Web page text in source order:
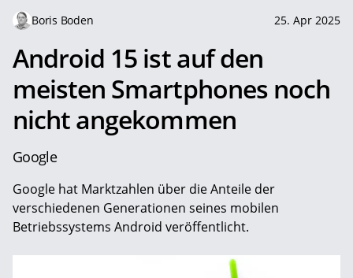
Boris Boden 25. Apr 2025
Android 15 ist auf den
meisten Smartphones noch
nicht angekommen
Google
Google hat Marktzahlen über die Anteile der
verschiedenen Generationen seines mobilen
Betriebssystems Android veröffentlicht.